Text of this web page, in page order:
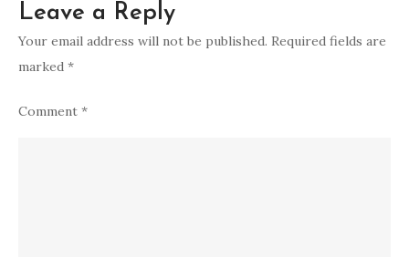
Leave a Reply
Your email address will not be published. Required fields are
marked *
Comment *